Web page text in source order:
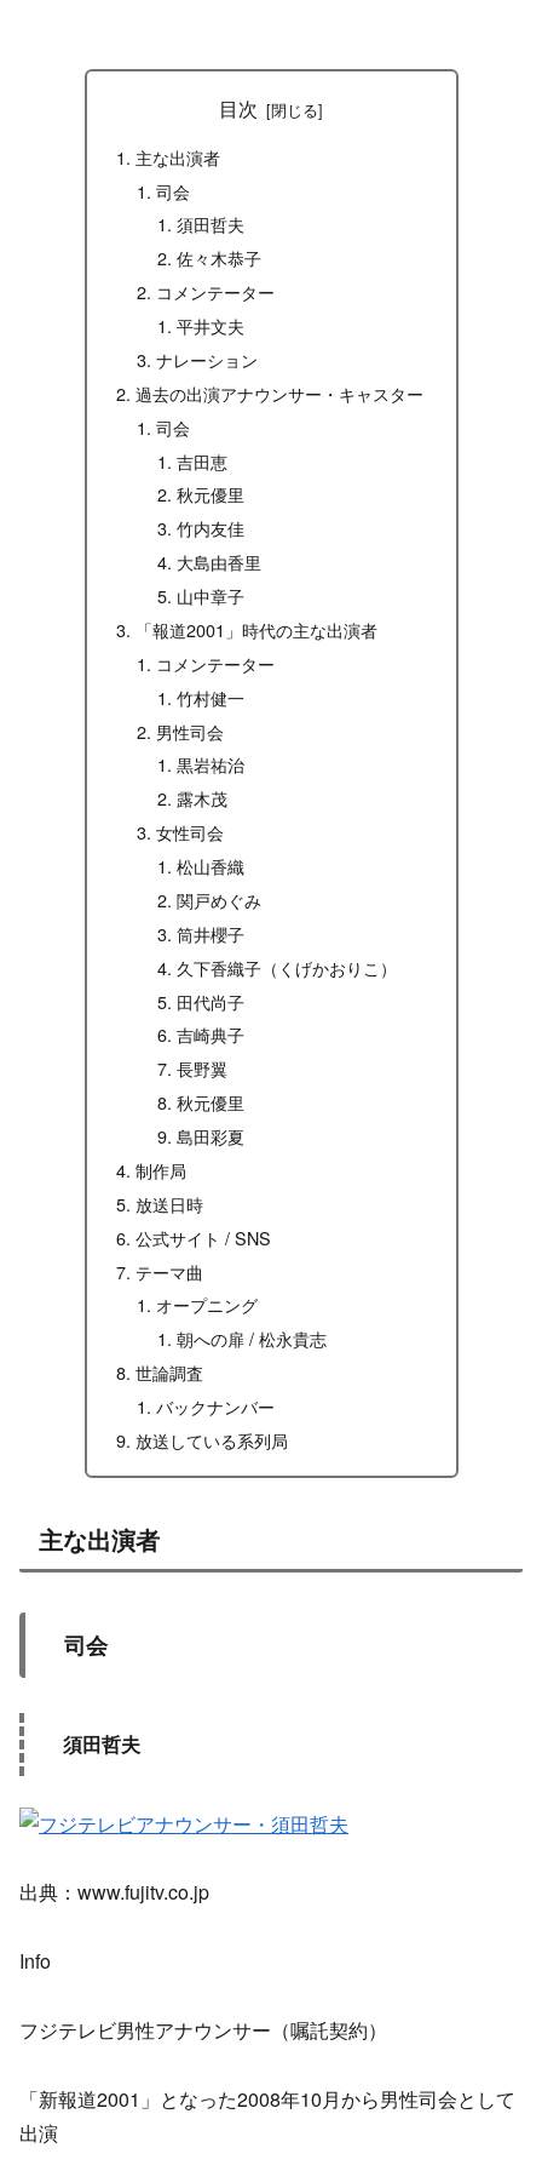
目次
主な出演者
司会
須田哲夫
佐々木恭子
コメンテーター
平井文夫
ナレーション
過去の出演アナウンサー・キャスター
司会
吉田恵
秋元優里
竹内友佳
大島由香里
山中章子
「報道2001」時代の主な出演者
コメンテーター
竹村健一
男性司会
黒岩祐治
露木茂
女性司会
松山香織
関戸めぐみ
筒井櫻子
久下香織子（くげかおりこ）
田代尚子
吉崎典子
長野翼
秋元優里
島田彩夏
制作局
放送日時
公式サイト / SNS
テーマ曲
オープニング
朝への扉 / 松永貴志
世論調査
バックナンバー
放送している系列局
主な出演者
司会
須田哲夫
出典：www.fujitv.co.jp
Info
フジテレビ男性アナウンサー（嘱託契約）
「新報道2001」となった2008年10月から男性司会として
出演